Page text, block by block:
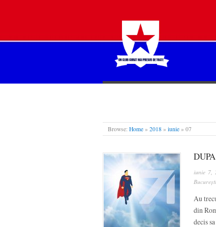
STEAUA
Browse: Home » 2018 » iunie » 07
iunie 7,
București
Au
din
decis